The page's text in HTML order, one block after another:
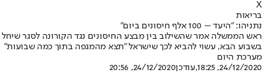
X
בריאות
נתניהו: "היעד – 100 אלף חיסונים ביום"
ראש הממשלה אמר שהשילוב בין מבצע החיסונים נגד הקורונה לסגר שיחל
בשבוע הבא, עשוי להביא לכך שישראל "תצא מהמגפה בתוך כמה שבועות"
מערכת היום
24/12/2020, 18:25
,עודכן24/12/2020, 20:56